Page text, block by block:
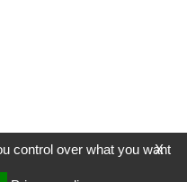
X
control over what you want